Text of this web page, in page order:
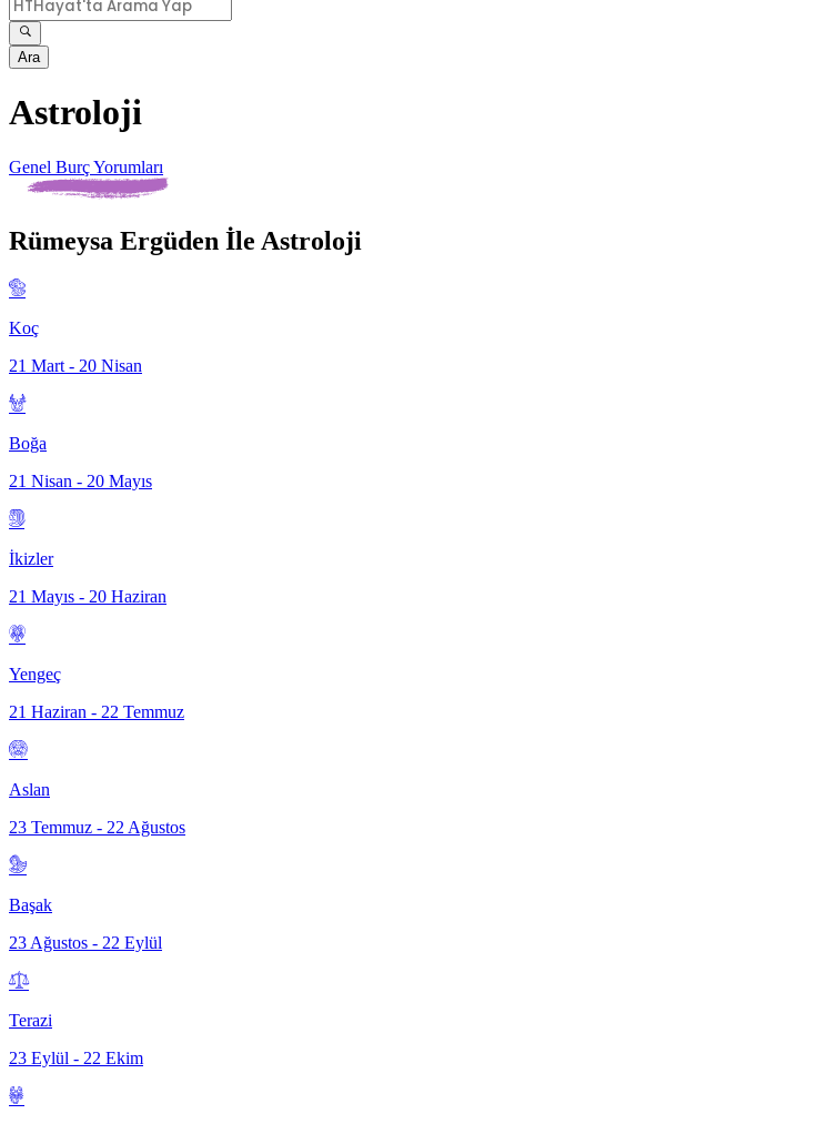
Ara
Astroloji
Genel Burç Yorumları
Rümeysa Ergüden İle Astroloji
Koç
21 Mart - 20 Nisan
Boğa
21 Nisan - 20 Mayıs
İkizler
21 Mayıs - 20 Haziran
Yengeç
21 Haziran - 22 Temmuz
Aslan
23 Temmuz - 22 Ağustos
Başak
23 Ağustos - 22 Eylül
Terazi
23 Eylül - 22 Ekim